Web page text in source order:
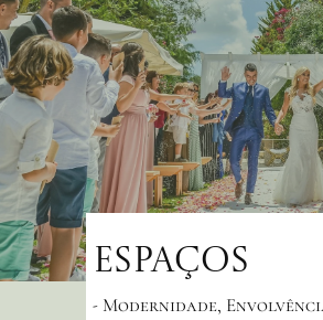
Espaços
- Modernidade,